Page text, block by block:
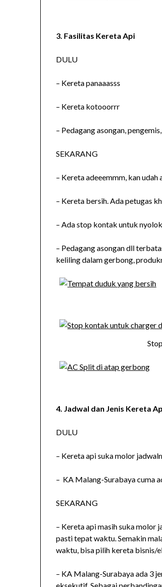
3. Fasilitas Kereta Api
DULU
– Kereta panaaasss
– Kereta kotooorrr
– Pedagang asongan,
SEKARANG
– Kereta adeeemmm, kan udah
– Kereta bersih. Ada petugas
– Ada stop kontak untuk
– Pedagang asongan dll
keliling dalam gerbong,
4. Jadwal dan Jenis Kereta
DULU
– Kereta api suka molor
– KA Malang-Surabaya cuma
SEKARANG
– Kereta api masih suka molor
pasti tepat waktu. Semakin
waktu, bisa pilih kereta bisnis/
– KA Malang-Surabaya ada 3
eksekutif. Sebagai